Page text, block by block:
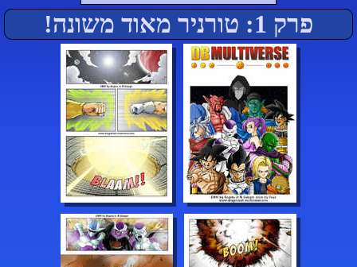
פרק 1: טורניר מאוד משונה!